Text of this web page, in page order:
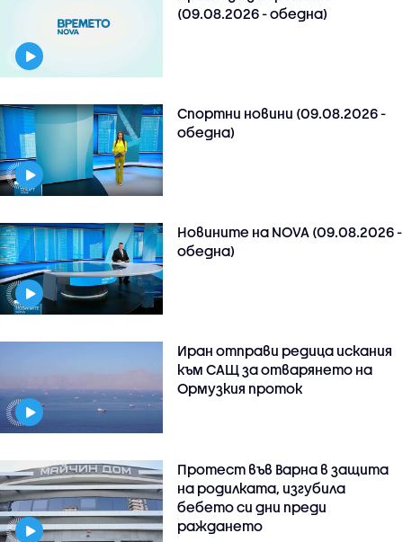
(09.08.2026 - обедна)
Спортни новини (09.08.2026 -
обедна)
Новините на NOVA (09.08.2026 -
обедна)
Иран отправи редица искания
към САЩ за отварянето на
Ормузкия проток
Протест във Варна в защита
на родилката, изгубила
бебето си дни преди
раждането